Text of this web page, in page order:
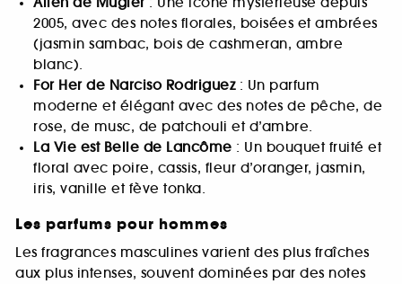
2005, avec des notes florales, boisées et ambrées
(jasmin sambac, bois de cashmeran, ambre
blanc).
For Her de Narciso Rodriguez: Un parfum
moderne et élégant avec des notes de pêche, de
rose, de musc, de patchouli et d’ambre.
La Vie est Belle de Lancôme : Un bouquet fruité et
floral avec poire, cassis, fleur d’oranger, jasmin,
iris, vanille et fève tonka.
Les parfums pour hommes
Les fragrances masculines varient des plus fraîches
aux plus intenses, souvent dominées par des notes